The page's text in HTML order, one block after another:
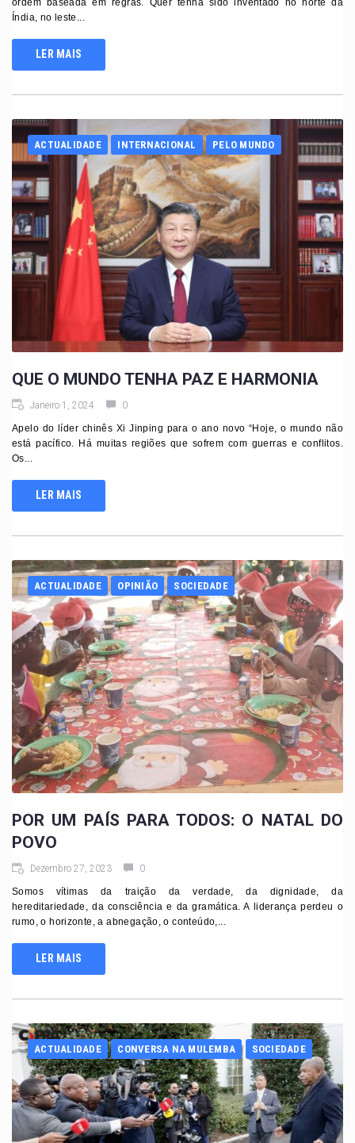
Índia, no leste...
LER MAIS
ACTUALIDADE INTERNACIONAL PELO MUNDO
QUE O MUNDO TENHA PAZ E HARMONIA
Janeiro 1, 2024 0
Apelo do líder chinês Xi Jinping para o ano novo “Hoje, o mundo não
está pacífico. Há muitas regiões que sofrem com guerras e conflitos.
Os...
LER MAIS
ACTUALIDADE OPINIÃO SOCIEDADE
POR UM PAÍS PARA TODOS: O NATAL DO
POVO
Dezembro 27, 2023 0
Somos vítimas da traição da verdade, da dignidade, da
hereditariedade, da consciência e da gramática. A liderança perdeu o
rumo, o horizonte, a abnegação, o conteúdo,...
LER MAIS
ACTUALIDADE CONVERSA NA MULEMBA SOCIEDADE